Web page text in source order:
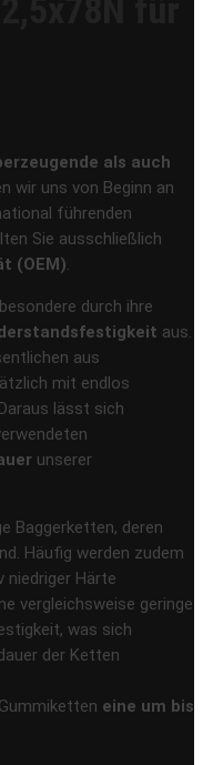
als auch
wir uns von Beginn an
führenden
Sie ausschließlich
(OEM).
durch ihre
aus.
aus
mit endlos
lässt sich
unserer
Baggerketten, deren
Häufig werden zudem
niedriger Härte
vergleichsweise geringe
was sich
der Ketten
eine um bis